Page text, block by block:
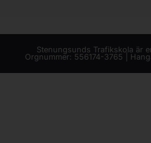
Stenungsunds Trafikskola är
Orgnummer: 556174-3765 |